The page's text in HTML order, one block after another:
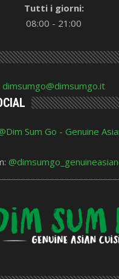
Tutti i giorni:
08:00 - 21:00
dimsumgo@dimsumgo.it
Sum Go - Genuine